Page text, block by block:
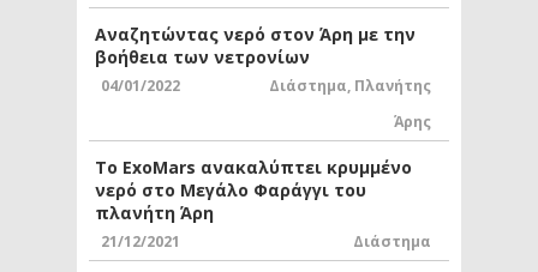
Αναζητώντας νερό στον Άρη με την
βοήθεια των νετρονίων
04/01/2022 Διάστημα, Πλανήτης
Άρης
Το ExoMars ανακαλύπτει κρυμμένο
νερό στο Μεγάλο Φαράγγι του
πλανήτη Άρη
21/12/2021 Διάστημα